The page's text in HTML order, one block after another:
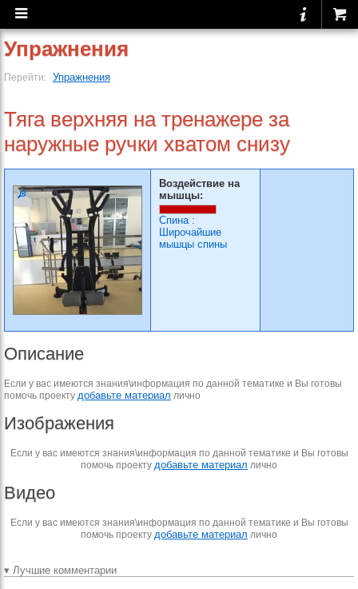
Упражнения
Перейти: Упражнения
Тяга верхняя на тренажере за
наружные ручки хватом снизу
Воздействие на
мышцы:
Спина:
Широчайшие
мышцы спины
Описание
Если у вас имеются знания\информация по данной тематике и Вы готовы
помочь проекту добавьте материал лично
Изображения
Если у вас имеются знания\информация по данной тематике и Вы готовы
помочь проекту добавьте материал лично
Видео
Если у вас имеются знания\информация по данной тематике и Вы готовы
помочь проекту добавьте материал лично
▾ Лучшие комментарии